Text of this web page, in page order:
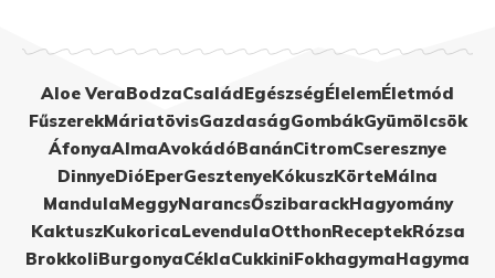
Aloe VeraBodzaCsaládEgészségÉlelemÉletmód
FűszerekMáriatövisGazdaságGombákGyümölcsök
ÁfonyaAlmaAvokádóBanánCitromCseresznye
DinnyeDióEperGesztenyeKókuszKörteMálna
MandulaMeggyNarancsŐszibarackHagyomány
KaktuszKukoricaLevendulaOtthonReceptekRózsa
BrokkoliBurgonyaCéklaCukkiniFokhagymaHagyma